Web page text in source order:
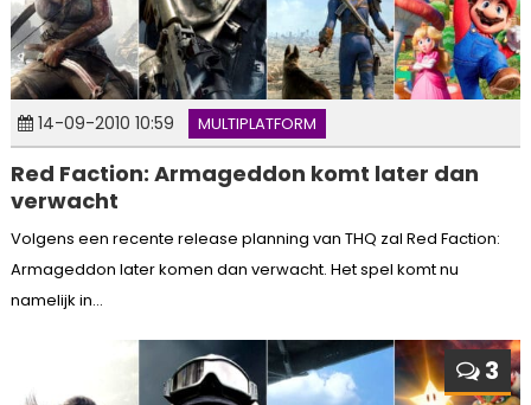
14-09-2010 10:59 MULTIPLATFORM
Red Faction: Armageddon komt later dan
verwacht
Volgens een recente release planning van THQ zal Red Faction:
Armageddon later komen dan verwacht. Het spel komt nu
namelijk in...
3